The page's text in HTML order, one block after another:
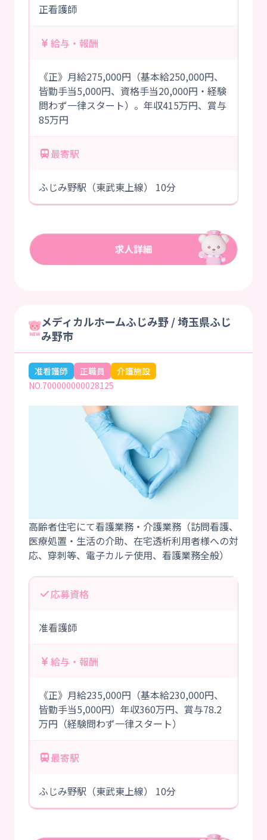
正看護師
給与・報酬
《正》月給275,000円（基本給250,000円、
皆勤手当5,000円、資格手当20,000円・経験
問わず一律スタート）。年収415万円、賞与
85万円
最寄駅
ふじみ野駅（東武東上線） 10分
メディカルホームふじみ野 / 埼玉県ふじ
み野市
准看護師 正職員
介護施設
NO.700000000028125
高齢者住宅にて看護業務・介護業務（訪問看護、
医療処置・生活の介助、在宅透析利用者様への対
応募資格
准看護師
給与・報酬
《正》月給235,000円（基本給230,000円、
皆勤手当5,000円）年収360万円、賞与78.2
万円（経験問わず一律スタート）
最寄駅
ふじみ野駅（東武東上線） 10分